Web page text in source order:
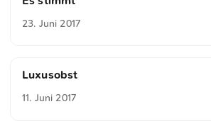
23. Juni 2017
Luxusobst
11. Juni 2017